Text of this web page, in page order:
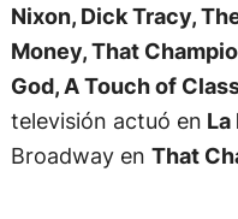
Nixon, Dick Tracy,
Money, That
God, A Touch of
televisión actuó en La
Broadway en That